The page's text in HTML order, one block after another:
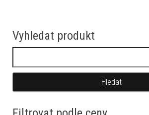
Vyhledat produkt